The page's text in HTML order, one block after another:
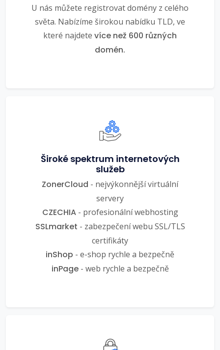
U nás můžete registrovat domény z celého
světa. Nabízíme širokou nabídku TLD, ve
které najdete více než 600 různých
domén.
Široké spektrum internetových
služeb
ZonerCloud - nejvýkonnější virtuální
servery
CZECHIA- profesionální webhosting
SSLmarket - zabezpečení webu SSL/TLS
certifikáty
inShop - e-shop rychle a bezpečně
inPage- web rychle a bezpečně